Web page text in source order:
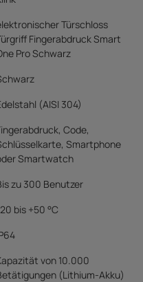
Türschloss
Fingerabdruck Smart
Pro Schwarz
(AISI 304)
Code,
Smartphone
Smartwatch
zu 300 Benutzer
bis +50 °C
von 10.000
(Lithium-Akku)